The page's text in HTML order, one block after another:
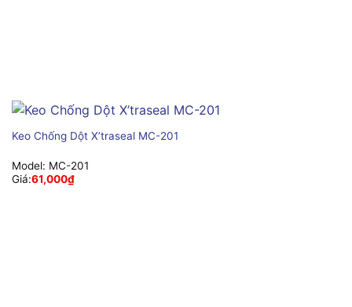
Keo Chống Dột X’traseal MC-201
Model: MC-201
Giá:61,000₫